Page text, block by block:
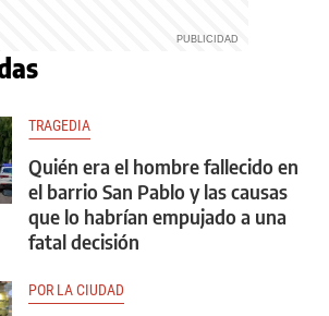
TRAGEDIA
Quién era el hombre fallecido en
el barrio San Pablo y las causas
que lo habrían empujado a una
fatal decisión
POR LA CIUDAD